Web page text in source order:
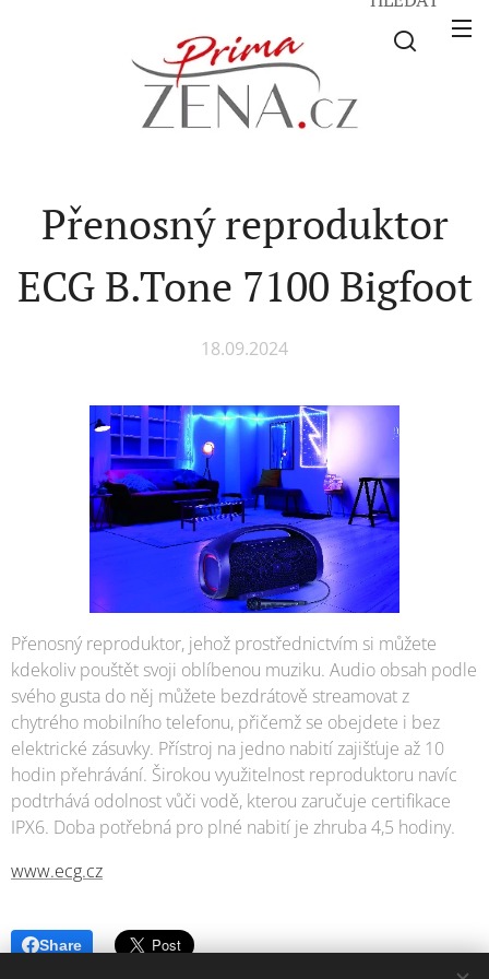
Přenosný reproduktor
ECG B.Tone 7100 Bigfoot
18.09.2024
Přenosný reproduktor, jehož prostřednictvím si můžete
kdekoliv pouštět svoji oblíbenou muziku. Audio obsah podle
svého gusta do něj můžete bezdrátově streamovat z
chytrého mobilního telefonu, přičemž se obejdete i bez
elektrické zásuvky. Přístroj na jedno nabití zajišťuje až 10
hodin přehrávání. Širokou využitelnost reproduktoru navíc
podtrhává odolnost vůči vodě, kterou zaručuje certifikace
IPX6. Doba potřebná pro plné nabití je zhruba 4,5 hodiny.
www.ecg.cz
Share